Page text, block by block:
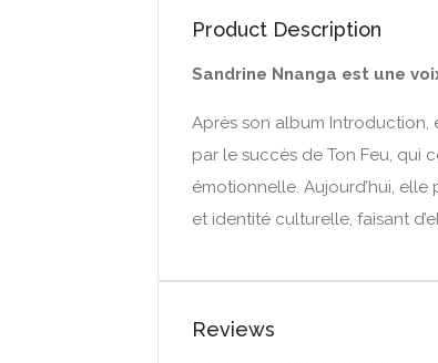
Product Description
Sandrine Nnanga est une
Après son album Introduction,
par le succès de Ton Feu, qui
émotionnelle. Aujourd’hui,
et identité culturelle, faisant
Reviews